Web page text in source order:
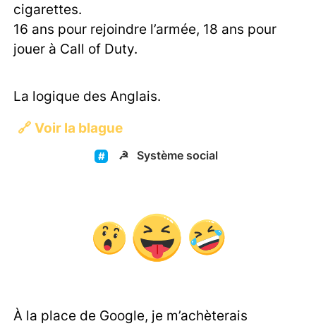
cigarettes.
16 ans pour rejoindre l’armée, 18 ans pour
jouer à Call of Duty.
La logique des Anglais.
🔗 Voir la blague
☭ Système social
À la place de Google, je m’achèterais